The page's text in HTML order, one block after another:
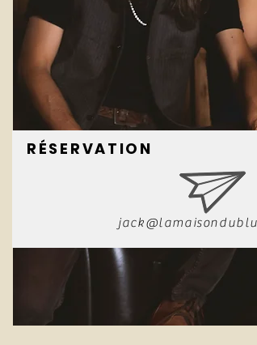
RÉSERVATION